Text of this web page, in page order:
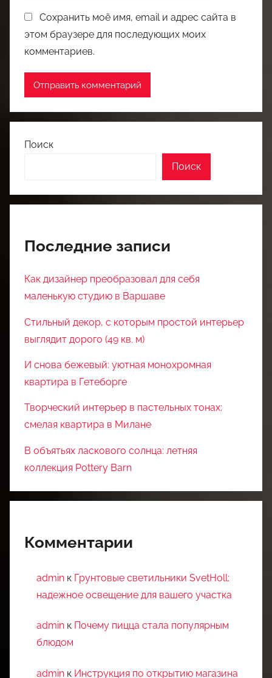
Сохранить моё имя, email и адрес сайта в
этом браузере для последующих моих
комментариев.
Поиск
Поиск
Последние записи
Как дизайнер преобразовал для себя
маленькую студию в Варшаве
Стильный декор, с которым простой интерьер
выглядит дорого (49 кв. м)
И снова бежевый: уютная монохромная
квартира в Гетеборге
Творческий интерьер в пастельных тонах:
смелая квартира в Милане
В объятьях ласкового солнца: летняя
коллекция Pottery Barn
Комментарии
admin к Грунтовые светильники SvetHoll:
надежное освещение для вашего участка
admin к Почему пицца стала популярным
блюдом
admin к Инструкция по открытию магазина